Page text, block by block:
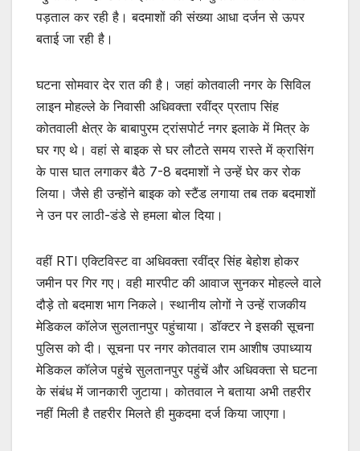
पड़ताल कर रही है। बदमाशों की संख्या आधा दर्जन से ऊपर
बताई जा रही है।
घटना सोमवार देर रात की है। जहां कोतवाली नगर के सिविल
लाइन मोहल्ले के निवासी अधिवक्ता रवींद्र प्रताप सिंह
कोतवाली क्षेत्र के बाबापुरम ट्रांसपोर्ट नगर इलाके में मित्र के
घर गए थे। वहां से बाइक से घर लौटते समय रास्ते में क्रासिंग
के पास घात लगाकर बैठे 7-8 बदमाशों ने उन्हें घेर कर रोक
लिया। जैसे ही उन्होंने बाइक को स्टैंड लगाया तब तक बदमाशों
ने उन पर लाठी-डंडे से हमला बोल दिया।
वहीं RTI एक्टिविस्ट वा अधिवक्ता रवींद्र सिंह बेहोश होकर
जमीन पर गिर गए। वही मारपीट की आवाज सुनकर मोहल्ले वाले
दौड़े तो बदमाश भाग निकले। स्थानीय लोगों ने उन्हें राजकीय
मेडिकल कॉलेज सुलतानपुर पहुंचाया। डॉक्टर ने इसकी सूचना
पुलिस को दी। सूचना पर नगर कोतवाल राम आशीष उपाध्याय
मेडिकल कॉलेज पहुंचे सुलतानपुर पहुंचें और अधिवक्ता से घटना
के संबंध में जानकारी जुटाया। कोतवाल ने बताया अभी तहरीर
नहीं मिली है तहरीर मिलते ही मुकदमा दर्ज किया जाएगा।